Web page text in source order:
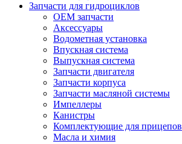
Запчасти для гидроциклов
OEM запчасти
Аксессуары
Водометная установка
Впускная система
Выпускная система
Запчасти двигателя
Запчасти корпуса
Запчасти масляной системы
Импеллеры
Канистры
Комплектующие для прицепов
Масла и химия